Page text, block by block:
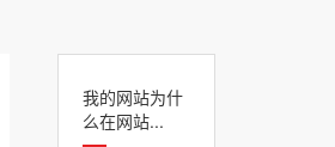
我的网站为什
么在网站...